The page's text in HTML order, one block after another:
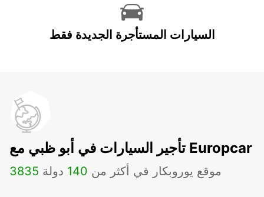
السيارات المستأجرة الجديدة فقط
تأجير السيارات في أبو ظبي مع Europcar
3835 موقع يوروبكار في أكثر من 140 دولة